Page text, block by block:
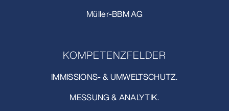
Müller-BBM AG
KOMPETENZFELDER
IMMISSIONS- & UMWELTSCHUTZ.
MESSUNG & ANALYTIK.